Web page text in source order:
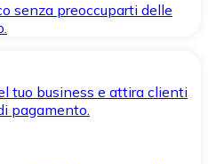
senza preoccuparti delle
tuo business e attira clienti
pagamento.